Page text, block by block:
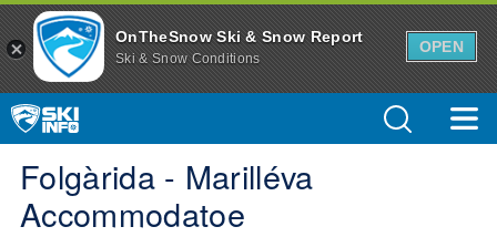
OnTheSnow Ski & Snow Report
Ski & Snow Conditions
OPEN
Folgàrida - Marilléva
Accommodatoe